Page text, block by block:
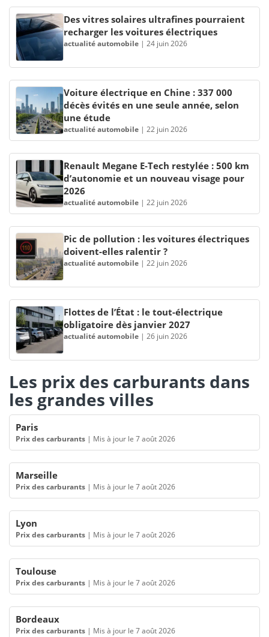
Des vitres solaires ultrafines pourraient
recharger les voitures électriques
actualité automobile | 24 juin 2026
Voiture électrique en Chine : 337 000
décès évités en une seule année, selon
une étude
actualité automobile | 22 juin 2026
Renault Megane E-Tech restylée : 500 km
d’autonomie et un nouveau visage pour
2026
actualité automobile | 22 juin 2026
Pic de pollution : les voitures électriques
doivent-elles ralentir ?
actualité automobile | 22 juin 2026
Flottes de l’État : le tout-électrique
obligatoire dès janvier 2027
actualité automobile | 26 juin 2026
Les prix des carburants dans
les grandes villes
Paris
Prix des carburants | Mis à jour le 7 août 2026
Marseille
Prix des carburants | Mis à jour le 7 août 2026
Lyon
Prix des carburants | Mis à jour le 7 août 2026
Toulouse
Prix des carburants | Mis à jour le 7 août 2026
Bordeaux
Prix des carburants | Mis à jour le 7 août 2026